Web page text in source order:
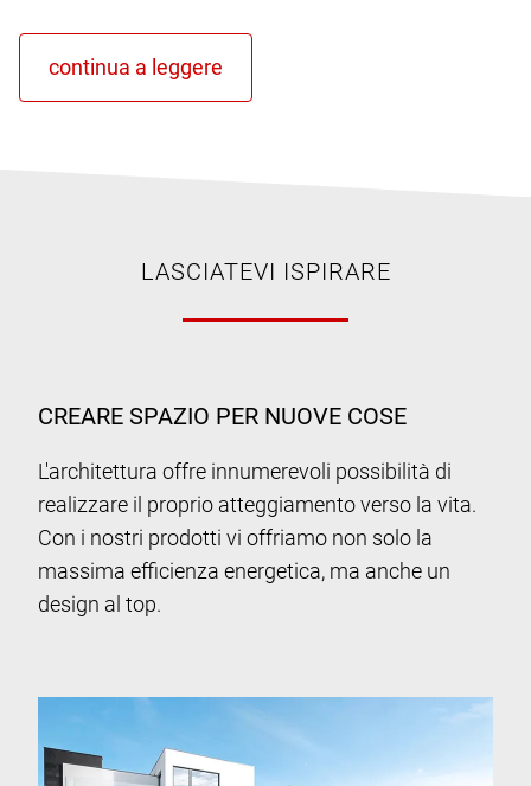
LASCIATEVI ISPIRARE
CREARE SPAZIO PER NUOVE COSE
L'architettura offre innumerevoli possibilità di
realizzare il proprio atteggiamento verso la vita.
Con i nostri prodotti vi offriamo non solo la
massima efficienza energetica, ma anche un
design al top.